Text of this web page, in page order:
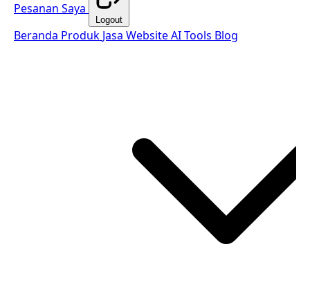
Pesanan Saya
Logout
Beranda Produk Jasa WebsiteAI Tools Blog